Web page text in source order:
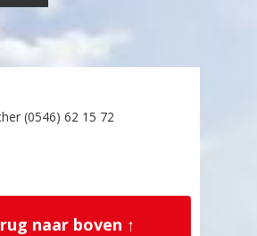
(0546) 62 15 72
naar boven ↑